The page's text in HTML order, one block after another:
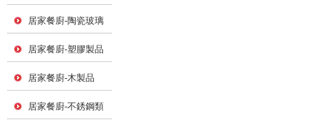
居家餐廚-陶瓷玻璃
居家餐廚-塑膠製品
居家餐廚-木製品
居家餐廚-不銹鋼類